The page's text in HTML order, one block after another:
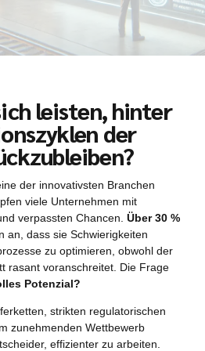
leisten, hinter
der
der innovativsten Branchen
viele Unternehmen mit
verpassten Chancen. Über 30 %
an, dass sie Schwierigkeiten
zu optimieren, obwohl der
rasant voranschreitet. Die Frage
Potenzial?
strikten regulatorischen
zunehmenden Wettbewerb
effizienter zu arbeiten.